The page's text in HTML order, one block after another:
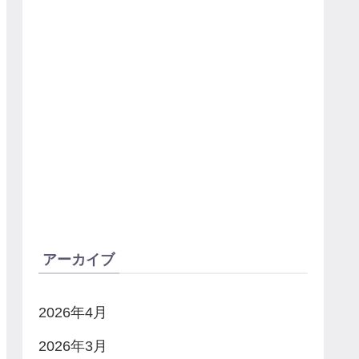
アーカイブ
2026年4月
2026年3月